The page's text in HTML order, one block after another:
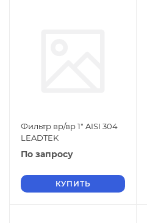
Фильтр вр/вр 1" AISI 304
LEADTEK
По запросу
КУПИТЬ